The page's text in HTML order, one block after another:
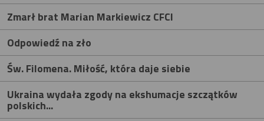
Zmarł brat Marian Markiewicz CFCI
Odpowiedź na zło
Św. Filomena. Miłość, która daje siebie
Ukraina wydała zgody na ekshumacje szczątków
polskich...